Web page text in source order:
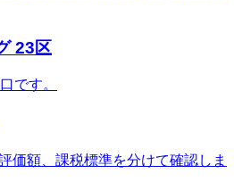
23区
です。
価額、課税標準を分けて確認しま